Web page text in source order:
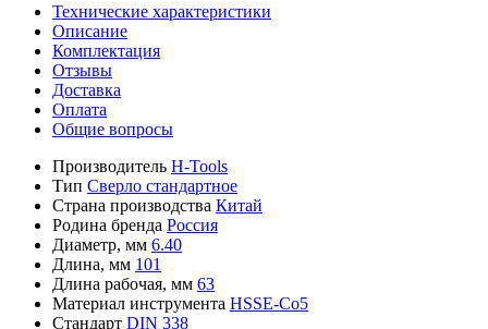
Технические характеристики
Описание
Комплектация
Отзывы
Доставка
Оплата
Общие вопросы
Производитель H-Tools
Тип Сверло стандартное
Страна производства Китай
Родина бренда Россия
Диаметр, мм 6.40
Длина, мм 101
Длина рабочая, мм 63
Материал инструмента HSSE-Co5
Стандарт DIN 338